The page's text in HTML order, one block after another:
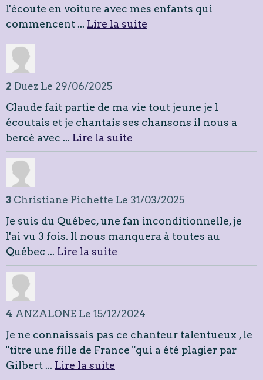
l'écoute en voiture avec mes enfants qui
commencent ... Lire la suite
2 Duez Le 29/06/2025
Claude fait partie de ma vie tout jeune je l
écoutais et je chantais ses chansons il nous a
bercé avec ... Lire la suite
3 Christiane Pichette Le 31/03/2025
Je suis du Québec, une fan inconditionnelle, je
l'ai vu 3 fois. Il nous manquera à toutes au
Québec ... Lire la suite
4 ANZALONE Le 15/12/2024
Je ne connaissais pas ce chanteur talentueux , le
"titre une fille de France "qui a été plagier par
Gilbert ... Lire la suite